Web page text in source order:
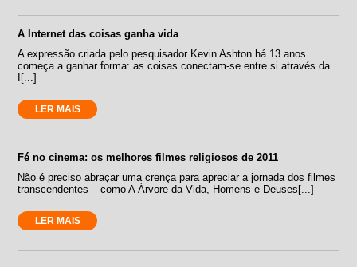
A Internet das coisas ganha vida
A expressão criada pelo pesquisador Kevin Ashton há 13 anos
começa a ganhar forma: as coisas conectam-se entre si através da
I[...]
LER MAIS
Fé no cinema: os melhores filmes religiosos de 2011
Não é preciso abraçar uma crença para apreciar a jornada dos filmes
transcendentes – como A Árvore da Vida, Homens e Deuses[...]
LER MAIS